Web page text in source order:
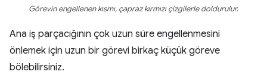
Görevin engellenen kısmı, çapraz kırmızı çizgilerle doldurulur.
Ana iş parçacığının çok uzun süre engellenmesini
önlemek için uzun bir görevi birkaç küçük göreve
bölebilirsiniz.